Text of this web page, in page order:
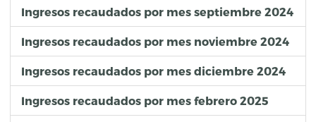
Ingresos recaudados por mes septiembre 2024
Ingresos recaudados por mes noviembre 2024
Ingresos recaudados por mes diciembre 2024
Ingresos recaudados por mes febrero 2025